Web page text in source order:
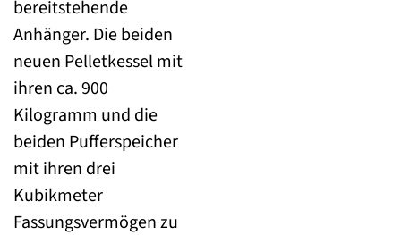
bereitstehende
Anhänger. Die beiden
neuen Pelletkessel mit
ihren ca. 900
Kilogramm und die
beiden Pufferspeicher
mit ihren drei
Kubikmeter
Fassungsvermögen zu